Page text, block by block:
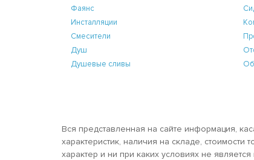
Фаянс
Инсталляции
Смесители
Душ
Душевые сливы
Вся представленная на сайте информация,
характеристик, наличия на складе,
характер и ни при каких условиях не